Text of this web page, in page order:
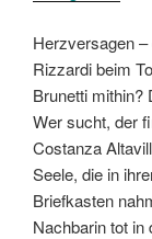
Herzversagen
Rizzardi beim
Brunetti mithin?
Wer sucht, der
Costanza
Seele, die in
Briefkasten
Nachbarin tot in